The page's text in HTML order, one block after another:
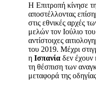
Η Επιτροπή κίνησε
αποστέλλοντας
στις εθνικές αρχές
μελών τον Ιούλιο
αντίστοιχες
του 2019. Μέχρι
η Ισπανία δεν έχουν
τη θέσπιση των
μεταφορά της